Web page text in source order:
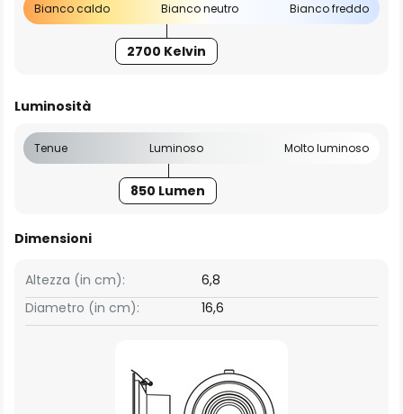
Bianco caldo Bianco neutro Bianco freddo
2700 Kelvin
Luminosità
Tenue Luminoso Molto luminoso
850 Lumen
Dimensioni
Altezza (in cm):
6,8
Diametro (in cm):
16,6